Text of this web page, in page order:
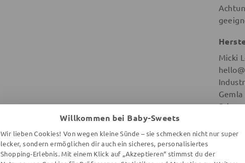
Micki
Willkommen bei Baby-Sweets
Wir lieben Cookies! Von wegen kleine Sünde – sie schmecken nicht nur super
lecker, sondern ermöglichen dir auch ein sicheres, personalisiertes
Shopping-Erlebnis. Mit einem Klick auf „Akzeptieren“ stimmst du der